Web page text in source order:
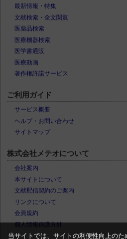
最新情報・特集
文献検索・全文閲覧
医薬品検索
医療機器検索
医学書通販
医療動画
著作権許諾サービス
ご利用ガイド
サービス概要
ヘルプ・お問い合わせ
サイトマップ
株式会社メテオについて
会社案内
本サイトについて
文献配信契約のご案内
リンクについて
会員規約
個人情報保護方針
当サイトでは、サイトの利便性向上の